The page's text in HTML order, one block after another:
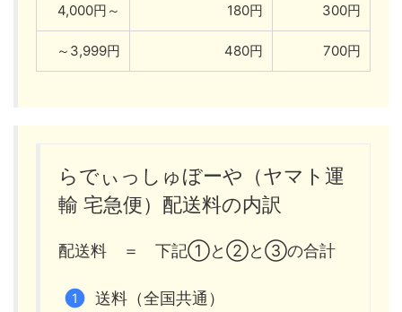
4,000円～ 180円 300円
～3,999円 480円 700円
らでぃっしゅぼーや（ヤマト運
輸 宅急便）配送料の内訳
配送料 ＝ 下記①と②と③の合計
送料（全国共通）